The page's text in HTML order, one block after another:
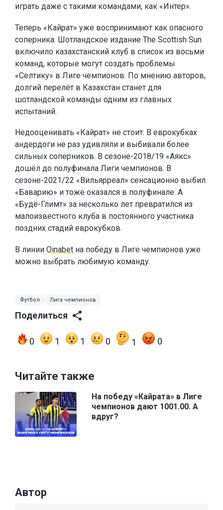
играть даже с такими командами, как «Интер».
Теперь «Кайрат» уже воспринимают как опасного
соперника. Шотландское издание The Scottish Sun
включило казахстанский клуб в список из восьми
команд, которые могут создать проблемы
«Селтику» в Лиге чемпионов. По мнению авторов,
долгий перелёт в Казахстан станет для
шотландской команды одним из главных
испытаний.
Недооценивать «Кайрат» не стоит. В еврокубках
андердоги не раз удивляли и выбивали более
сильных соперников. В сезоне-2018/19 «Аякс»
дошёл до полуфинала Лиги чемпионов. В
сезоне-2021/22 «Вильярреал» сенсационно выбил
«Баварию» и тоже оказался в полуфинале. А
«Будё-Глимт» за несколько лет превратился из
малоизвестного клуба в постоянного участника
поздних стадий еврокубков.
В линии Oinabet на победу в Лиге чемпионов уже
можно выбрать любимую команду.
Футбол Лига чемпионов
Поделиться
0 1 1 0 1 0
Читайте также
На победу «Кайрата» в Лиге
чемпионов дают 1001.00. А
вдруг?
Автор